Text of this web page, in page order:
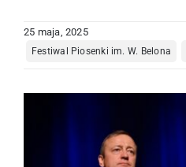
Centrum Informacji Turystycznej
Kompleks Tężnia
25 maja, 2025
Festiwal Piosenki im. W. Belona